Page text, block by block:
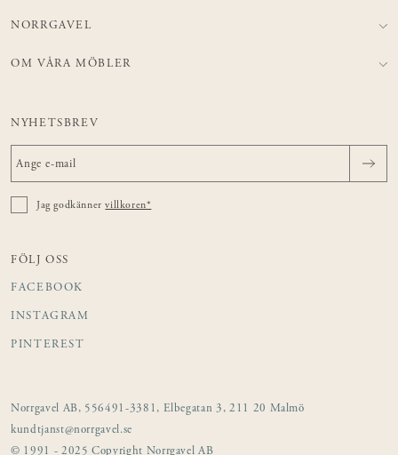
NORRGAVEL
OM VÅRA MÖBLER
NYHETSBREV
Jag godkännervillkoren*
FÖLJ OSS
FACEBOOK
INSTAGRAM
PINTEREST
Norrgavel AB, 556491-3381, Elbegatan 3, 211 20 Malmö
kundtjanst@norrgavel.se
© 1991 - 2025 Copyright Norrgavel AB